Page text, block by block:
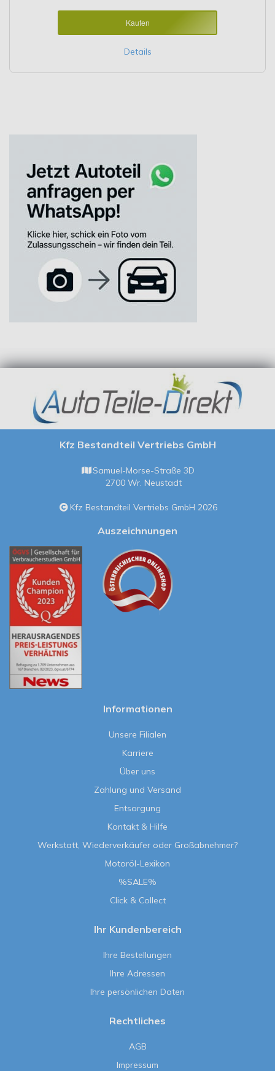
Kaufen
Details
Kfz Bestandteil Vertriebs GmbH
Samuel-Morse-Straße 3D
2700 Wr. Neustadt
Kfz Bestandteil Vertriebs GmbH 2026
Auszeichnungen
Informationen
Unsere Filialen
Karriere
Über uns
Zahlung und Versand
Entsorgung
Kontakt & Hilfe
Werkstatt, Wiederverkäufer oder Großabnehmer?
Motoröl-Lexikon
%SALE%
Click & Collect
Ihr Kundenbereich
Ihre Bestellungen
Ihre Adressen
Ihre persönlichen Daten
Rechtliches
AGB
Impressum